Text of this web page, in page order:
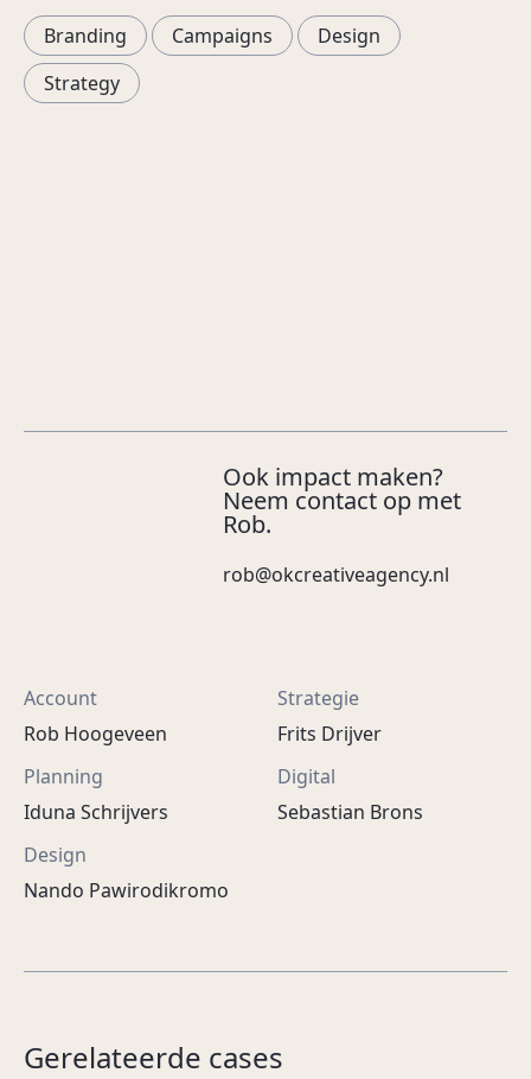
Branding
Campaigns
Design
Strategy
Ook impact maken?
Neem contact op met
Rob.
rob@okcreativeagency.nl
Account
Rob Hoogeveen
Strategie
Frits Drijver
Planning
Iduna Schrijvers
Digital
Sebastian Brons
Design
Nando Pawirodikromo
Gerelateerde cases
leven bij liefhebbers.
Gezondheid begint